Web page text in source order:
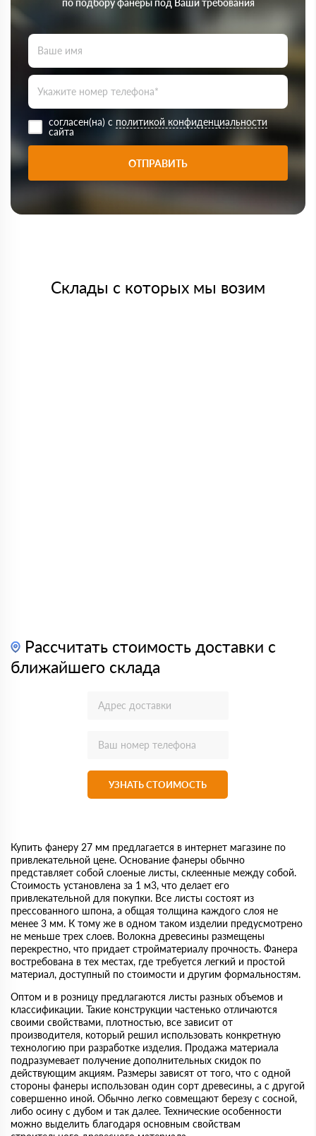
по подбору фанеры под Ваши требования
согласен(на) с политикой конфиденциальности
сайта
ОТПРАВИТЬ
Склады с которых мы возим
Рассчитать стоимость доставки с
ближайшего склада
УЗНАТЬ СТОИМОСТЬ
Купить фанеру 27 мм предлагается в интернет магазине по
привлекательной цене. Основание фанеры обычно
представляет собой слоеные листы, склеенные между собой.
Стоимость установлена за 1 м3, что делает его
привлекательной для покупки. Все листы состоят из
прессованного шпона, а общая толщина каждого слоя не
менее 3 мм. К тому же в одном таком изделии предусмотрено
не меньше трех слоев. Волокна древесины размещены
перекрестно, что придает стройматериалу прочность. Фанера
востребована в тех местах, где требуется легкий и простой
материал, доступный по стоимости и другим формальностям.
Оптом и в розницу предлагаются листы разных объемов и
классификации. Такие конструкции частенько отличаются
своими свойствами, плотностью, все зависит от
производителя, который решил использовать конкретную
технологию при разработке изделия. Продажа материала
подразумевает получение дополнительных скидок по
действующим акциям. Размеры зависят от того, что с одной
стороны фанеры использован один сорт древесины, а с другой
совершенно иной. Обычно легко совмещают березу с сосной,
либо осину с дубом и так далее. Технические особенности
можно выделить благодаря основным свойствам